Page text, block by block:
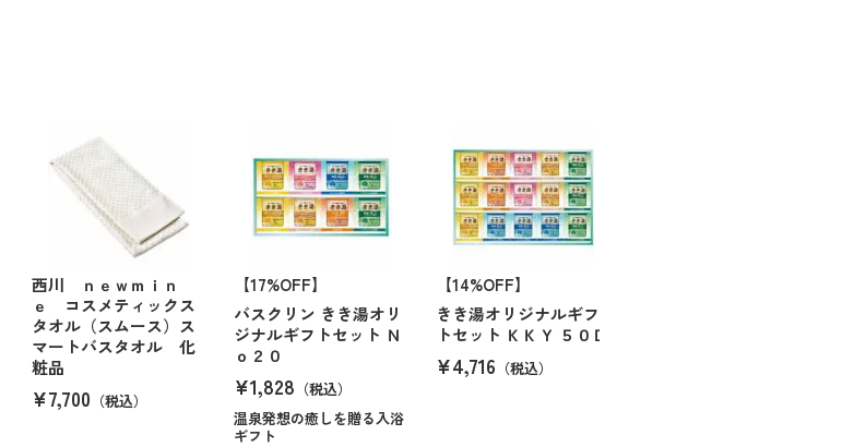
西川 ｎｅｗｍｉｎ
ｅ コスメティックス
タオル（スムース）ス
マートバスタオル 化
粧品
¥7,700 （税込）
【17%OFF】
バスクリン きき湯オリ
ジナルギフトセット Ｎ
ｏ２０
¥1,828 （税込）
温泉発想の癒しを贈る入浴
ギフト
【14%OFF】
きき湯オリジナルギフ
トセット ＫＫＹ ５０Ｄ
¥4,716 （税込）